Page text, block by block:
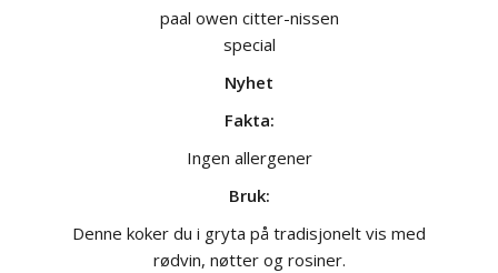
paal owen citter-nissen
special
Nyhet
Fakta:
Ingen allergener
Bruk:
Denne koker du i gryta på tradisjonelt vis med
rødvin, nøtter og rosiner.